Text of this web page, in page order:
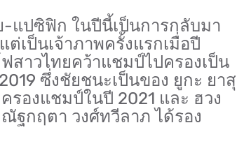
-แปซิฟิก ในปีนี้เป็นการกลับมา
เป็นเจ้าภาพครั้งแรกเมื่อปี
สาวไทยคว้าแชมป์ไปครองเป็น
ซึ่งชัยชนะเป็นของ ยูกะ ยาสุ
องแชมป์ในปี 2021 และ ฮวง
ฐกฤตา วงศ์ทวีลาภ ได้รอง